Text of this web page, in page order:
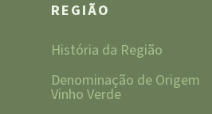
REGIÃO
História da Região
Denominação de Origem
Vinho Verde